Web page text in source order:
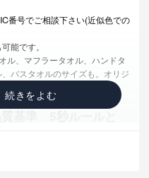
番号でご相談下さい(近似色での
能です。
ル、マフラータオル、ハンドタ
バスタオルのサイズも。オリジ
す。
基準 5秒ルールと
、5秒以内に沈み始めるかどう